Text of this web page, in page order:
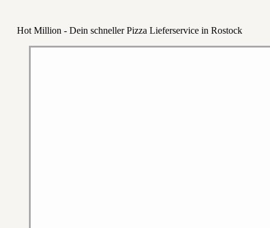
Hot Million - Dein schneller Pizza Lieferservice in Rostock